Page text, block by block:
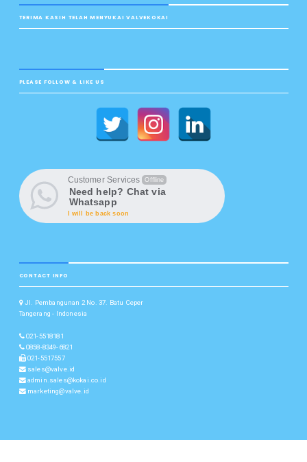
TERIMA KASIH TELAH MENYUKAI VALVEKOKAI
PLEASE FOLLOW & LIKE US
Customer Services Offline
Need help? Chat via
Whatsapp
I will be back soon
CONTACT INFO
Jl. Pembangunan 2 No. 37. Batu Ceper
Tangerang - Indonesia
021-5518181
0858-8349-6821
021-5517557
sales@valve.id
admin.sales@kokai.co.id
marketing@valve.id